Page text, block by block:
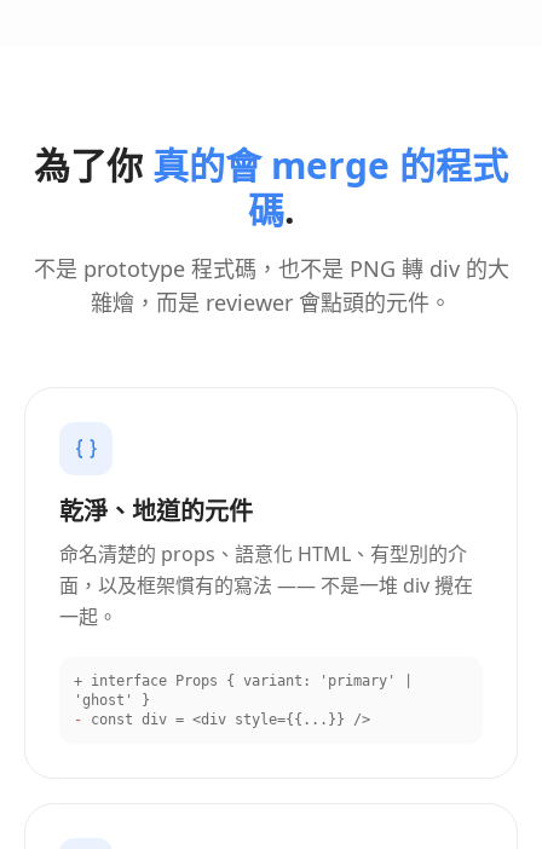
為了你 真的會 merge 的程式
碼.
不是 prototype 程式碼，也不是 PNG 轉 div 的大
雜燴，而是 reviewer 會點頭的元件。
乾淨、地道的元件
命名清楚的 props、語意化 HTML、有型別的介
面，以及框架慣有的寫法 —— 不是一堆 div 攪在
一起。
+ interface Props { variant: 'primary' |
'ghost' }
-
const div = <div style={{...}} />